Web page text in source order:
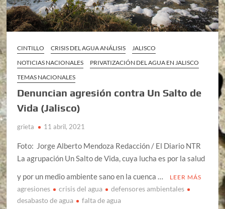
CINTILLO CRISIS DEL AGUA ANÁLISIS
JALISCO
NOTICIAS NACIONALES
PRIVATIZACIÓN DEL AGUA EN JALISCO
TEMAS NACIONALES
Denuncian agresión contra Un Salto de
Vida (Jalisco)
grieta 11 abril, 2021
Foto: Jorge Alberto Mendoza Redacción / El Diario NTR
La agrupación Un Salto de Vida, cuya lucha es por la salud
y por un medio ambiente sano en la cuenca …
LEER MÁS
agresiones crisis del agua
defensores ambientales
desabasto de agua
falta de agua